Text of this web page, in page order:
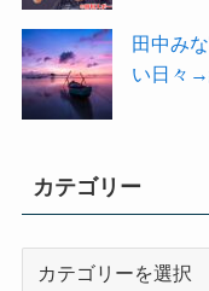
田中み
い日々→
カテゴリー